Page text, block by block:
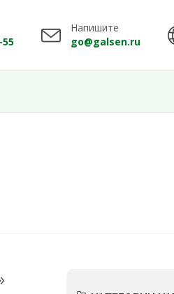
55
Напишите
go@galsen.ru